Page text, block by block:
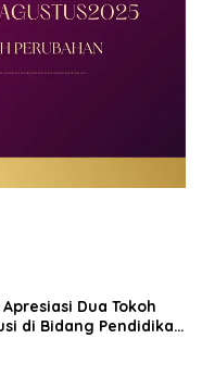
Dua Tokoh
di Bidang Pendidikan